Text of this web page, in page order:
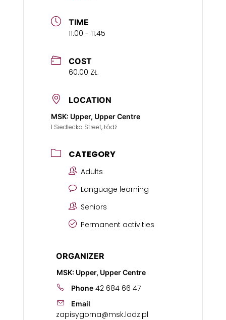
TIME
11:00 - 11:45
COST
60.00 ZŁ
LOCATION
MSK: Upper, Upper Centre
1 Siedlecka Street, Łódź
CATEGORY
Adults
Language learning
Seniors
Permanent activities
ORGANIZER
MSK: Upper, Upper Centre
Phone 42 684 66 47
Email
zapisygorna@msk.lodz.pl